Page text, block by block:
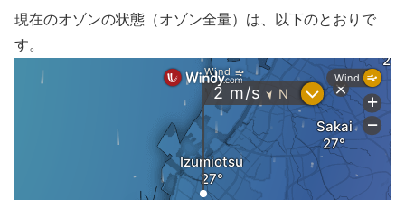
現在のオゾンの状態（オゾン全量）は、以下のとおりで
す。